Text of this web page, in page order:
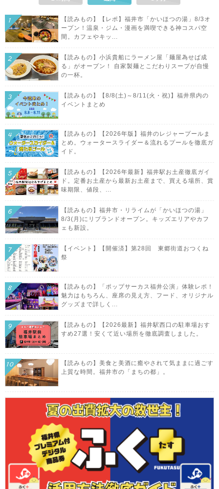
【読みもの】【レポ】福井市「かいほつの湯」8/3オ
ープン！温泉・ジム・漫画を満喫できる神コスパ空
間。カフェやキッ...
【読みもの】小浜貴船にラーメン屋「麺屋為せば成
る」がオープン！ 自家製麺とこだわりスープが自慢
の一杯。
【読みもの】【8/8(土)～8/11(火・祝)】福井県内の
イベントまとめ
【読みもの】【2026年版】福井のレジャープールま
とめ。ウォータースライダー＆流れるプールを徹底ガ
イド。
【読みもの】【2026年最新】福井駅お土産徹底ガイ
ド。定番お土産から最新お土産まで、買える場所、賞
味期限、値段、...
【読みもの】福井市・リライムが「かいほつの湯」
8/3(月)にリブランドオープン。キッズエリアやカフ
ェも新設。
【イベント】【開催済】第28回 東郷街道おつくね
祭
【読みもの】「ポップサーカス福井公演」体験レポ！
魅力はもちろん、座席の見え方、フード、オリジナル
グッズまで詳しく...
【読みもの】【2026最新】福井駅西口の駐車場おす
すめ27選！安くて近い場所を徹底調査しました。
【読みもの】美食と美酒に癒やされて気ままに過ごす
上質な時間。福井市の「まちの都」。